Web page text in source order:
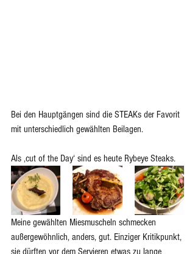
Bei den Hauptgängen sind die STEAKs der Favorit
mit unterschiedlich gewählten Beilagen.
Als ‚cut of the Day‘ sind es heute Rybeye Steaks.
Meine gewählten Miesmuscheln schmecken
außergewöhnlich, anders, gut. Einziger Kritikpunkt,
sie dürften vor dem Servieren etwas zu lange